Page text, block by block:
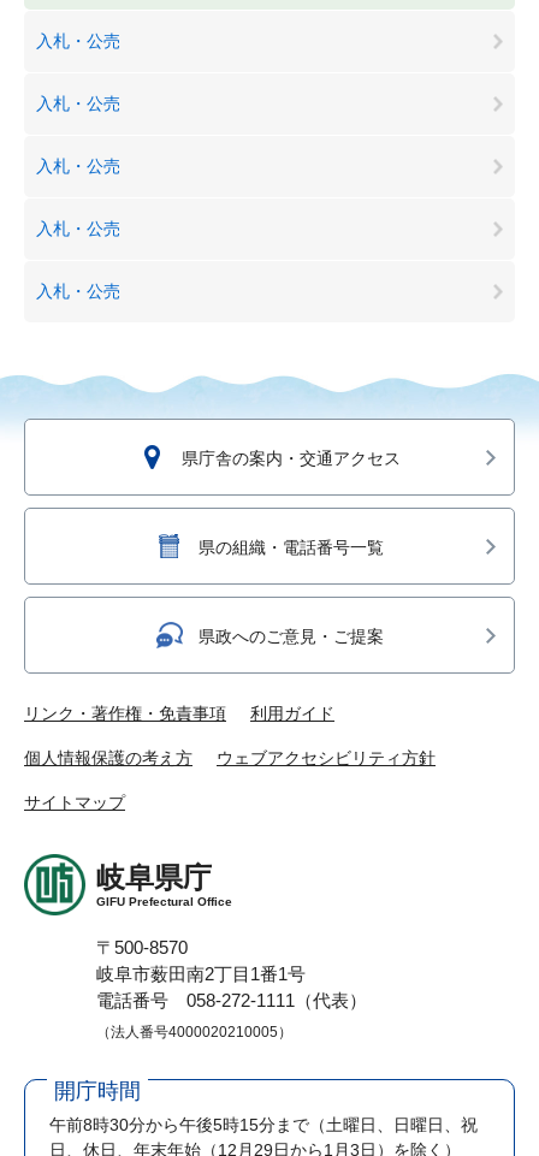
入札・公売
入札・公売
入札・公売
入札・公売
入札・公売
県庁舎の案内・交通アクセス
県の組織・電話番号一覧
県政へのご意見・ご提案
リンク・著作権・免責事項 利用ガイド
個人情報保護の考え方 ウェブアクセシビリティ方針
サイトマップ
岐阜県庁
GIFU Prefectural Office
〒500-8570
岐阜市薮田南2丁目1番1号
電話番号 058-272-1111（代表）
（法人番号4000020210005）
開庁時間
午前8時30分から午後5時15分まで （土曜日、日曜日、祝
日、休日、年末年始（12月29日から1月3日）を除く）